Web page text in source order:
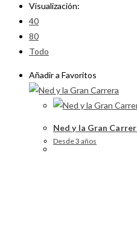
Visualización:
40
80
Todo
Añadir a Favoritos
Ned y la Gran
Desde 3 años